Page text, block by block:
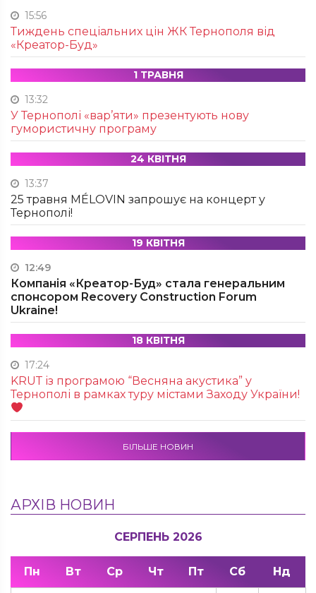
15:56
Тиждень спеціальних цін ЖК Тернополя від
«Креатор-Буд»
1 ТРАВНЯ
13:32
У Тернополі «вар’яти» презентують нову
гумористичну програму
24 КВІТНЯ
13:37
25 травня MÉLOVIN запрошує на концерт у
Тернополі!
19 КВІТНЯ
12:49
Компанія «Креатор-Буд» стала генеральним
спонсором Recovery Construction Forum
Ukraine!
18 КВІТНЯ
17:24
KRUТ із програмою “Весняна акустика” у
Тернополі в рамках туру містами Заходу України!
БІЛЬШЕ НОВИН
АРХІВ НОВИН
СЕРПЕНЬ 2026
Пн Вт Ср Чт Пт Сб Нд